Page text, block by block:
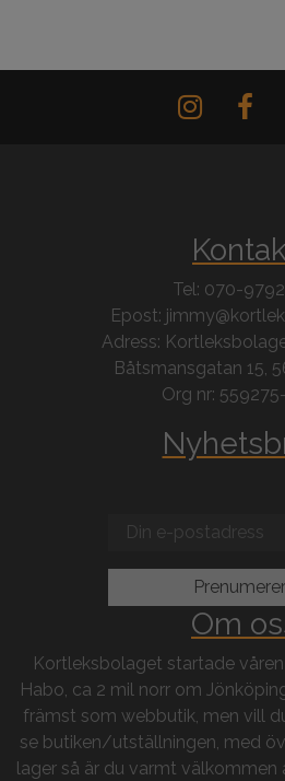
Tel: 070-
Epost:
Adress:
Båtsmansgatan 15,
Org nr:
Om
Kortleksbolaget startade
Habo, ca 2 mil norr om
främst som webbutik, men vill
se butiken/utställningen, med
lager så är du varmt välkommen